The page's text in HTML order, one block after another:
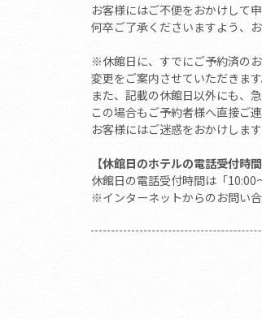
お客様にはご不便をおかけして
何卒ご了承くださいますよう、お
※休館日に、すでにご予約済の
変更をご案内させていただきます
また、記載の休館日以外にも、
この場合もご予約者様へ直接ご
お客様にはご迷惑をおかけしま
【休館日のホテルの電話受付時間
休館日の電話受付時間は「10:00
※インターネットからのお問い